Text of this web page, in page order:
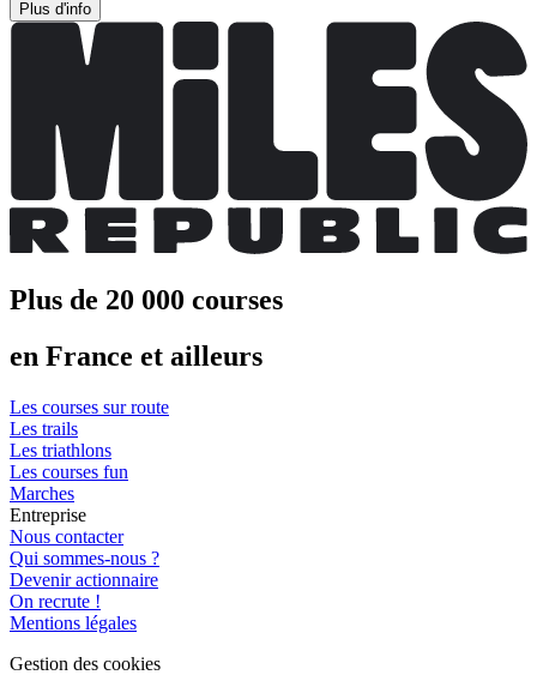
Plus d'info
Plus de 20 000 courses
en France et ailleurs
Les courses sur route
Les trails
Les triathlons
Les courses fun
Marches
Entreprise
Nous contacter
Qui sommes-nous ?
Devenir actionnaire
On recrute !
Mentions légales
Gestion des cookies